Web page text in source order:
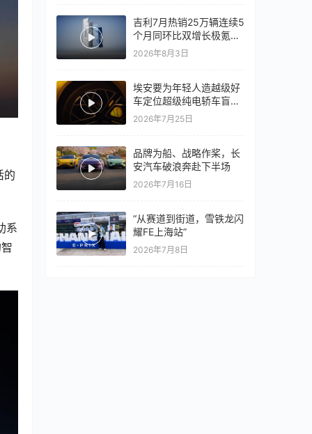
的
系
吉利7月热销25万辆连续5
个月同环比双增长极氪销
量同比翻倍，出口再破10
2026年8月3日
埃安要为年轻人造越级好
车定位超级纯电轿车盲猜
18万以上
2026年7月25日
品牌为船、战略作桨，长
安汽车破浪奔赴下半场
2026年7月16日
“从赛道到街道，雪铁龙闪
耀FE上海站”
2026年7月8日